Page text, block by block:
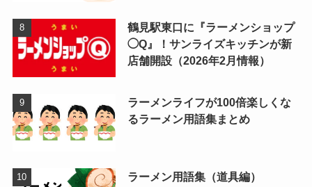
鶴見駅東口に『ラーメンショップ
◯Q』！サンライズキッチンが新
店舗開設（2026年2月情報）
ラーメンライフが100倍楽しくな
るラーメン用語集まとめ
ラーメン用語集（道具編）